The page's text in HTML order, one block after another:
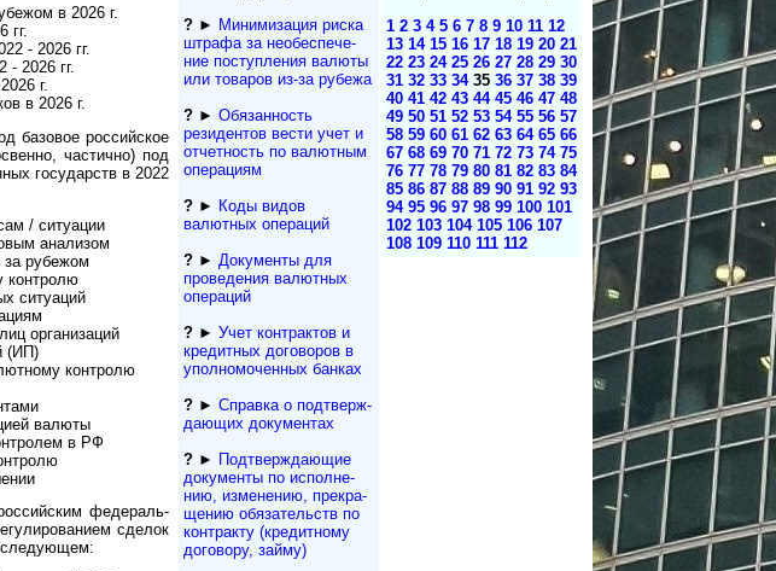
в 2026 г.
гг.
- 2026 гг.
2026 гг.
г.
в 2026 г.
базовое рос­сий­ское
час­ти­чно) под
госу­дарств в 2022
/ ситу­ации
ана­лизом
за рубежом
конт­ролю
ситу­аций
орга­ни­заций
(ИП)
конт­ролю
валюты
в РФ
феде­раль­
сде­лок
сле­дующем:
?► Минимизация риска
штрафа за не­обес­пе­че­
ние поступления валюты
или товаров из-за рубежа
?► Обязанность
резиден­тов вести учет и
отчетность по валютным
операциям
?► Коды видов
валютных операций
?► Документы для
проведения валютных
операций
?► Учет контрактов и
кре­дит­ных договоров в
упол­номоченных банках
?► Справка о под­твер­ж­
да­ю­щих документах
?► Подтверждающие
документы по ис­пол­не­
нию, из­ме­не­нию, пре­кра­
ще­нию обя­за­тельств по
кон­т­рак­ту (кре­дит­но­му
до­го­во­ру, займу)
1 2 3 4 5 6 7 8 9 10 11 12
13 14 15 16 17 18 19 20 21
22 23 24 25 26 27 28 29 30
31 32 33 34 35 36 37 38 39
40 41 42 43 44 45 46 47 48
49 50 51 52 53 54 55 56 57
58 59 60 61 62 63 64 65 66
67 68 69 70 71 72 73 74 75
76 77 78 79 80 81 82 83 84
85 86 87 88 89 90 91 92 93
94 95 96 97 98 99 100 101
102 103 104 105 106 107
108 109 110 111 112